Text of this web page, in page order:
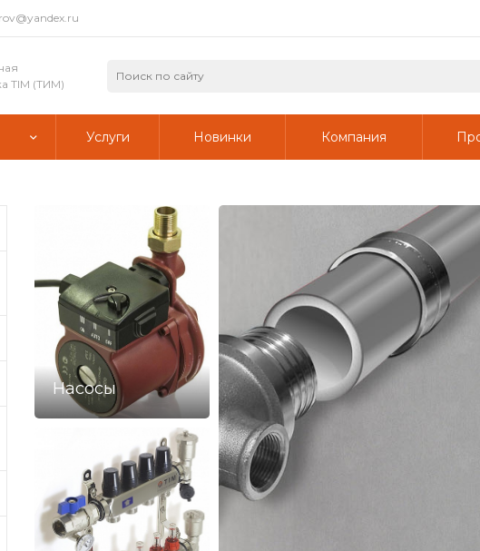
TIM (ТИМ)
Услуги Новинки Компания
Насосы